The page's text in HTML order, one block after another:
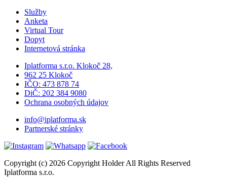
Služby
Anketa
Virtual Tour
Dopyt
Internetová stránka
Iplatforma s.r.o. Klokoč 28,
962 25 Klokoč
IČO: 473 878 74
DiČ: 202 384 9080
Ochrana osobných údajov
info@iplatforma.sk
Partnerské stránky
Copyright (c) 2026 Copyright Holder All Rights Reserved
Iplatforma s.r.o.